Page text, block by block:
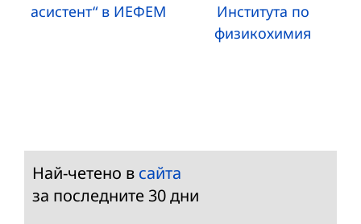
асистент“ в ИЕФЕМ
Института по
физикохимия
Най-четено в сайта
за последните 30 дни